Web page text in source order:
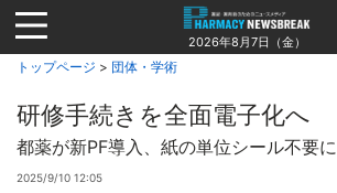
Jump
to
navigation
2026年8月7日（金）
トップページ > 団体・学術
研修手続きを全面電子化へ
都薬が新PF導入、紙の単位シール不要に
2025/9/10 12:05